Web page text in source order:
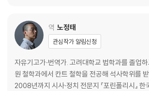
중국 특색 테크노퓨달리즘 | 중국의 클라우드 금융
개의 거대한 클라우드 장원 | 유럽, 개발도상국, 지
달리즘의 유령 | 누가 승자고 누가 패자인가?
7장. 테크노퓨달리즘에서 벗어나기
역 노정태
관심작가 알림신청
자유기고가·번역가. 고려대학교 법학과를 졸업
원 철학과에서 칸트 철학을 전공해 석사학위를
2008년까지 시사·정치 전문지 『포린폴리시』 한